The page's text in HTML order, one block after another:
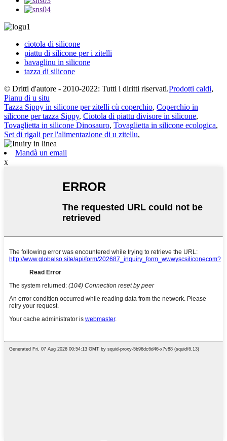
ciotola di silicone
piattu di silicone per i zitelli
bavaglinu in silicone
tazza di silicone
© Dritti d'autore - 2010-2022: Tutti i diritti riservati.Prodotti caldi,
Pianu di u situ
Tazza Sippy in silicone per zitelli cù coperchio, Coperchio in
silicone per tazza Sippy, Ciotola di piattu divisore in silicone,
Tovaglietta in silicone Dinosauro, Tovaglietta in silicone ecologica,
Set di rigali per l'alimentazione di u zitellu,
Mandà un email
x